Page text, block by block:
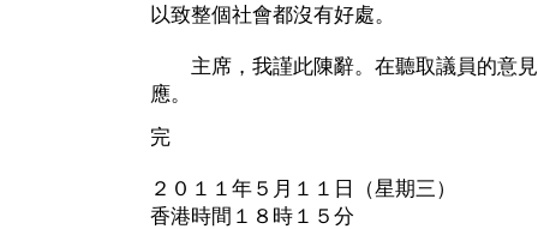
以致整個社會都沒有好處。
主席，我謹此陳辭。在聽取議員的意見
應。
完
２０１１年５月１１日（星期三）
香港時間１８時１５分